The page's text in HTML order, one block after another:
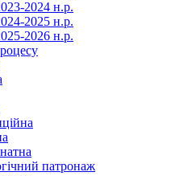
2024 н.р.
2025 н.р.
2026 н.р.
патронаж